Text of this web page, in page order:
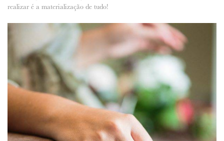
realizar é a materialização de tudo!